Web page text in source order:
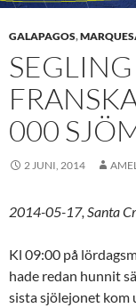
GALAPAGOS,
000
2 JUNI, 2014
2014-05-17, Santa
Kl 09:00 på
hade redan hunnit
sista sjölejonet kom